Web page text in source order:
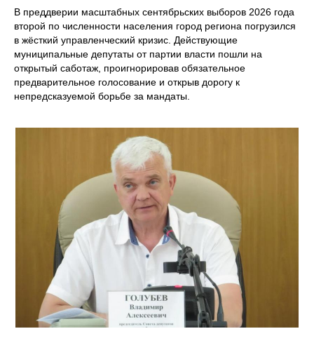
В преддверии масштабных сентябрьских выборов 2026 года
второй по численности населения город региона погрузился
в жёсткий управленческий кризис. Действующие
муниципальные депутаты от партии власти пошли на
открытый саботаж, проигнорировав обязательное
предварительное голосование и открыв дорогу к
непредсказуемой борьбе за мандаты.